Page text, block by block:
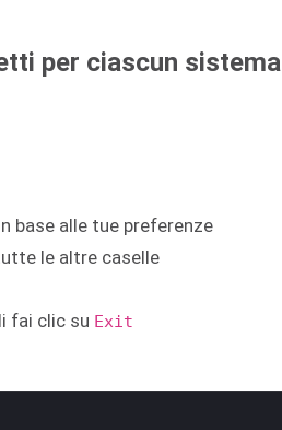
per ciascun sistema
base alle tue preferenze
le altre caselle
fai clic su Exit